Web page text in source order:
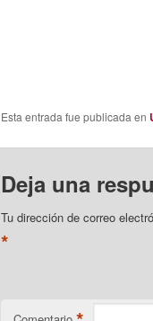
Esta entrada fue publicada en
Deja una
Tu dirección de correo
*